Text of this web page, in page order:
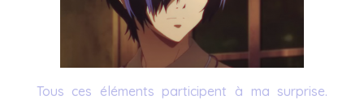
Tous ces éléments participent à ma surprise.